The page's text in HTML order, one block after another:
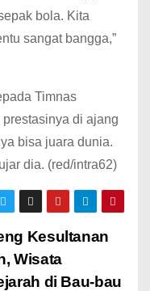
bola. Kita
sangat bangga,”
Timnas
di ajang
bisa juara dunia.
dia. (red/intra62)
Kesultanan
Wisata
di Bau-bau